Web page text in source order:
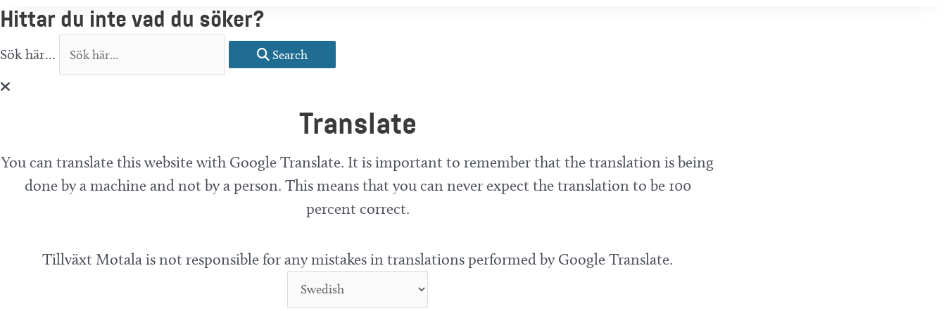
Hittar du inte vad du söker?
Sök här... Search
Translate
You can translate this website with Google Translate. It is important to remember that the translation is being
done by a machine and not by a person. This means that you can never expect the translation to be 100
percent correct.
Tillväxt Motala is not responsible for any mistakes in translations performed by Google Translate.